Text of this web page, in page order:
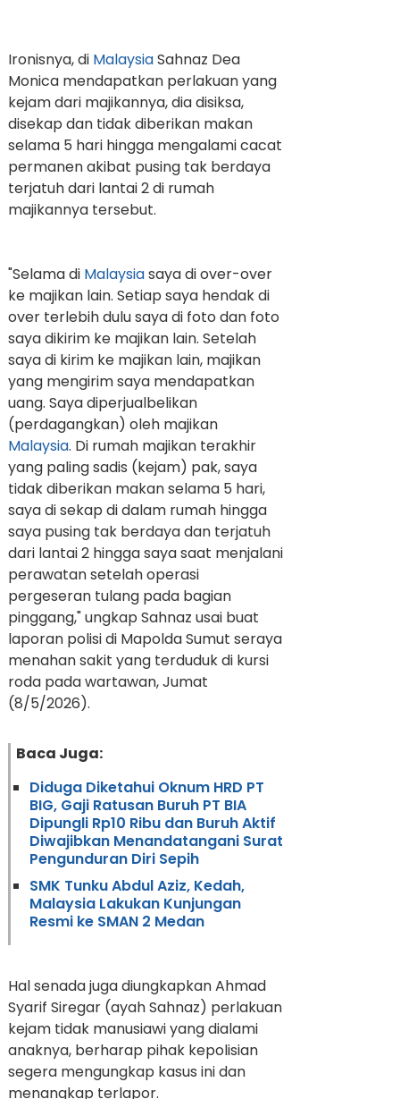
Ironisnya, di MalaysiaSahnaz Dea
Monica mendapatkan perlakuan yang
kejam dari majikannya, dia disiksa,
disekap dan tidak diberikan makan
selama 5 hari hingga mengalami cacat
permanen akibat pusing tak berdaya
terjatuh dari lantai 2 di rumah
majikannya tersebut.
"Selama di Malaysiasaya di over-over
ke majikan lain. Setiap saya hendak di
over terlebih dulu saya di foto dan foto
saya dikirim ke majikan lain. Setelah
saya di kirim ke majikan lain, majikan
yang mengirim saya mendapatkan
uang. Saya diperjualbelikan
(perdagangkan) oleh majikan
Malaysia. Di rumah majikan terakhir
yang paling sadis (kejam) pak, saya
tidak diberikan makan selama 5 hari,
saya di sekap di dalam rumah hingga
saya pusing tak berdaya dan terjatuh
dari lantai 2 hingga saya saat menjalani
perawatan setelah operasi
pergeseran tulang pada bagian
pinggang," ungkap Sahnaz usai buat
laporan polisi di Mapolda Sumut seraya
menahan sakit yang terduduk di kursi
roda pada wartawan, Jumat
(8/5/2026).
Baca Juga:
Diduga Diketahui Oknum HRD PT
BIG, Gaji Ratusan Buruh PT BIA
Dipungli Rp10 Ribu dan Buruh Aktif
Diwajibkan Menandatangani Surat
Pengunduran Diri Sepih
SMK Tunku Abdul Aziz, Kedah,
Malaysia Lakukan Kunjungan
Resmi ke SMAN 2 Medan
Hal senada juga diungkapkan Ahmad
Syarif Siregar (ayah Sahnaz) perlakuan
kejam tidak manusiawi yang dialami
anaknya, berharap pihak kepolisian
segera mengungkap kasus ini dan
menangkap terlapor.